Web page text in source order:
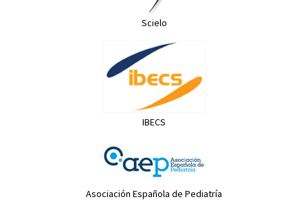
Scielo
IBECS
Asociación Española de Pediatría